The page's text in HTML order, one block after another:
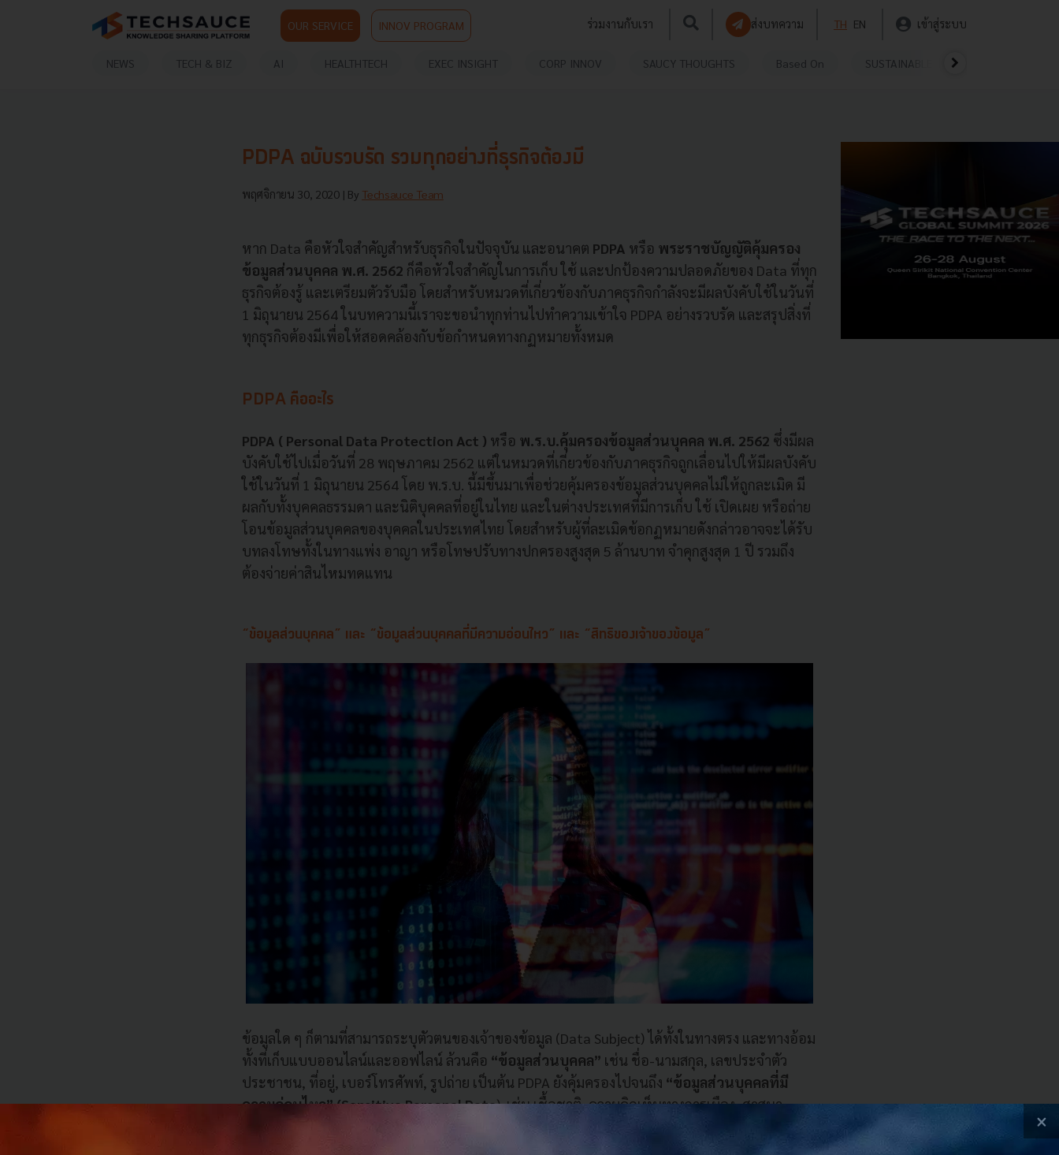
OUR SERVICE INNOV PROGRAM ร่วมงานกับเรา ส่งบทความ TH EN เข้าสู่ระบบ
NEWS TECH & BIZ AI HEALTHTECH EXEC INSIGHT CORP INNOV SAUCY THOUGHTS Based On SUSTAINABLE
PDPA ฉบับรวบรัด รวมทุกอย่างที่ธุรกิจต้องมี
พฤศจิกายน 30, 2020 | By Techsauce Team
หาก Data คือหัวใจสำคัญสำหรับธุรกิจในปัจจุบัน และอนาคต PDPA หรือ พระราชบัญญัติคุ้มครอง
ข้อมูลส่วนบุคคล พ.ศ. 2562 ก็คือหัวใจสำคัญในการเก็บ ใช้ และปกป้องความปลอดภัยของ Data ที่ทุก
ธุรกิจต้องรู้ และเตรียมตัวรับมือ โดยสำหรับหมวดที่เกี่ยวข้องกับภาคธุรกิจกำลังจะมีผลบังคับใช้ในวันที่
1 มิถุนายน 2564 ในบทความนี้เราจะขอนำทุกท่านไปทำความเข้าใจ PDPA อย่างรวบรัด และสรุปสิ่งที่
ทุกธุรกิจต้องมีเพื่อให้สอดคล้องกับข้อกำหนดทางกฏหมายทั้งหมด
PDPA คืออะไร
PDPA ( Personal Data Protection Act ) หรือ พ.ร.บ.คุ้มครองข้อมูลส่วนบุคคล พ.ศ. 2562 ซึ่งมีผล
บังคับใช้ไปเมื่อวันที่ 28 พฤษภาคม 2562 แต่ในหมวดที่เกี่ยวข้องกับภาคธุรกิจถูกเลื่อนไปให้มีผลบังคับ
ใช้ในวันที่ 1 มิถุนายน 2564 โดย พ.ร.บ. นี้มีขึ้นมาเพื่อช่วยคุ้มครองข้อมูลส่วนบุคคลไม่ให้ถูกละเมิด มี
ผลกับทั้งบุคคลธรรมดา และนิติบุคคลที่อยู่ในไทย และในต่างประเทศที่มีการเก็บ ใช้ เปิดเผย หรือถ่าย
โอนข้อมูลส่วนบุคคลของบุคคลในประเทศไทย โดยสำหรับผู้ที่ละเมิดข้อกฏหมายดังกล่าวอาจจะได้รับ
บทลงโทษทั้งในทางแพ่ง อาญา หรือโทษปรับทางปกครองสูงสุด 5 ล้านบาท จำคุกสูงสุด 1 ปี รวมถึง
ต้องจ่ายค่าสินไหมทดแทน
“ข้อมูลส่วนบุคคล” และ “ข้อมูลส่วนบุคคลที่มีความอ่อนไหว” และ “สิทธิของเจ้าของข้อมูล”
ข้อมูลใด ๆ ก็ตามที่สามารถระบุตัวตนของเจ้าของข้อมูล (Data Subject) ได้ทั้งในทางตรง และทางอ้อม
ทั้งที่เก็บแบบออนไลน์และออฟไลน์ ล้วนคือ “ข้อมูลส่วนบุคคล” เช่น ชื่อ-นามสกุล, เลขประจำตัว
ประชาชน, ที่อยู่, เบอร์โทรศัพท์, รูปถ่าย เป็นต้น PDPA ยังคุ้มครองไปจนถึง “ข้อมูลส่วนบุคคลที่มี
ความอ่อนไหว” (Sensitive Personal Data) เช่น เชื้อชาติ, ความคิดเห็นทางการเมือง, ศาสนา,
×